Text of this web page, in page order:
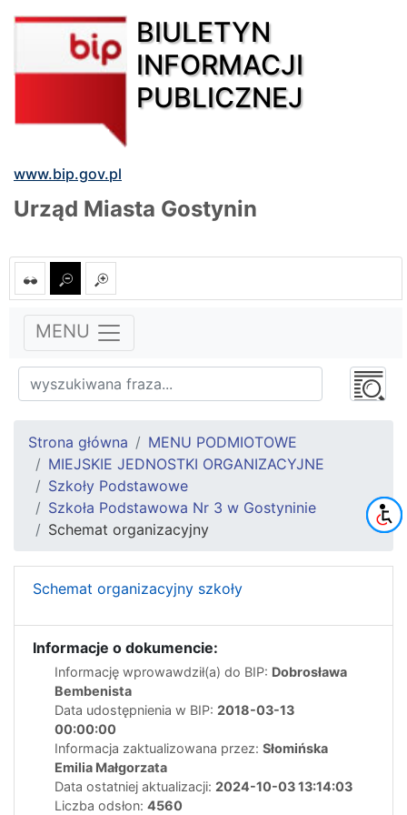
BIULETYN
INFORMACJI
PUBLICZNEJ
www.bip.gov.pl
Urząd Miasta Gostynin
MENU
Strona główna
MENU PODMIOTOWE
MIEJSKIE JEDNOSTKI ORGANIZACYJNE
Szkoły Podstawowe
Szkoła Podstawowa Nr 3 w Gostyninie
Schemat organizacyjny
Schemat organizacyjny szkoły
Informacje o dokumencie:
Informację wprowawdził(a) do BIP: Dobrosława
Bembenista
Data udostępnienia w BIP: 2018-03-13
00:00:00
Informacja zaktualizowana przez: Słomińska
Emilia Małgorzata
Data ostatniej aktualizacji: 2024-10-03 13:14:03
Liczba odsłon: 4560